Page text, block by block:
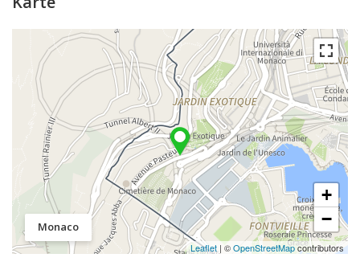
Monaco
+
−
Leaflet | ©OpenStreetMapcontributors